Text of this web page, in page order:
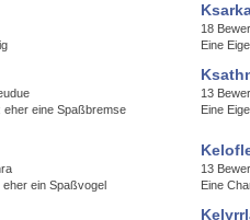
18
Eine
eher eine Spaßbremse
13
Eine
ein Spaßvogel
13
Eine